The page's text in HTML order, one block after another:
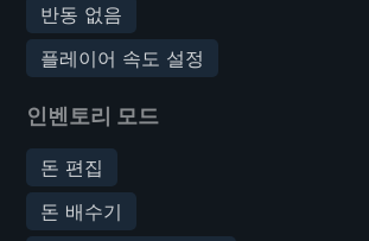
반동 없음
플레이어 속도 설정
인벤토리 모드
돈 편집
돈 배수기